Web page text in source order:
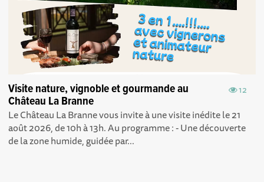
12
Visite nature, vignoble et gourmande au
Château La Branne
Le Château La Branne vous invite à une visite inédite le 21
août 2026, de 10h à 13h. Au programme : - Une découverte
de la zone humide, guidée par...